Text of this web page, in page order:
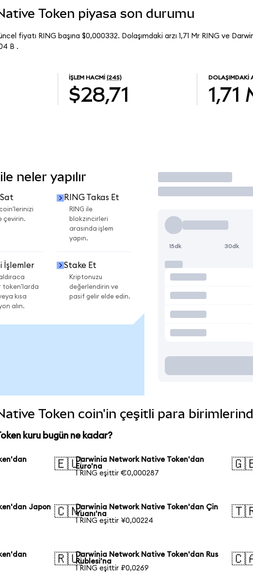
Token piyasa son durumu
fiyatı RING başına $0,000332. Dolaşımdaki arzı 1,71 Mr RING ve
B .
İŞLEM HACMI (24S)
$28,71
DOLAŞIMDAKI
1,71
neler yapılır
coin'lerinizi
çevirin.
RING Takas Et
RING ile
blokzincirleri
arasında işlem
yapın.
İşlemler
token'larda
kısa
alın.
Stake Et
Kriptonuzu
değerlendirin ve
pasif gelir elde edin.
İşlem Yap
15dk 30dk
Token coin'in çeşitli para
kuru bugün ne kadar?
🇪🇺Darwinia Network Native Token'dan
Euro'na
1 RING eşittir €0,000287
Japon 🇨🇳Darwinia Network Native Token'dan Çin
Yuanı'na
1 RING eşittir ¥0,00224
🇷🇺Darwinia Network Native Token'dan Rus
Rublesi'na
1 RING eşittir ₽0,0269